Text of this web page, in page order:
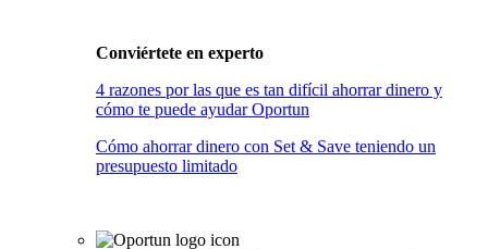
Conviértete en experto
4 razones por las que es tan difícil ahorrar dinero y
cómo te puede ayudar Oportun
Cómo ahorrar dinero con Set & Save teniendo un
presupuesto limitado